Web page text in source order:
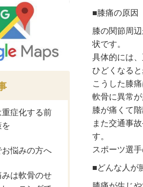
■膝痛の原因
膝の関節周
状です。
具体的には
ひどくなる
こうした膝
軟骨に異常
膝が痛くて
また交通事
す。
スポーツ選
■どんな人が
重症化する前
を
お悩みの方へ
みは軟骨のせ